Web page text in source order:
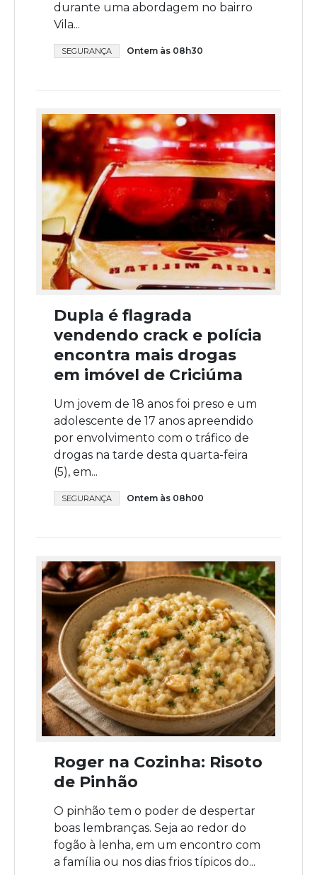
durante uma abordagem no bairro
Vila...
SEGURANÇA Ontem às 08h30
Dupla é flagrada
vendendo crack e polícia
encontra mais drogas
em imóvel de Criciúma
Um jovem de 18 anos foi preso e um
adolescente de 17 anos apreendido
por envolvimento com o tráfico de
drogas na tarde desta quarta-feira
(5), em...
SEGURANÇA Ontem às 08h00
Roger na Cozinha: Risoto
de Pinhão
O pinhão tem o poder de despertar
boas lembranças. Seja ao redor do
fogão à lenha, em um encontro com
a família ou nos dias frios típicos do...